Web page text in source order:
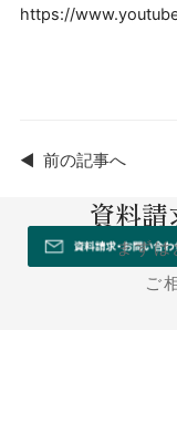
https://
◀ 前の記事へ
資料
まずは
ご